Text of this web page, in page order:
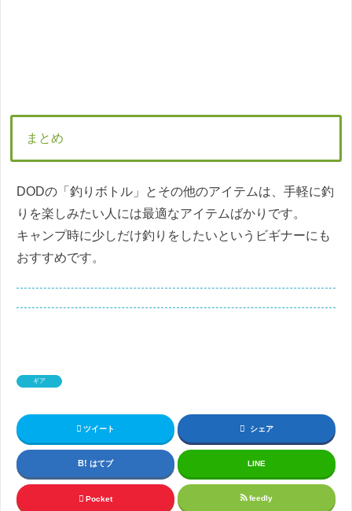
まとめ
DODの「釣りボトル」とその他のアイテムは、手軽に釣
りを楽しみたい人には最適なアイテムばかりです。
キャンプ時に少しだけ釣りをしたいというビギナーにも
おすすめです。
ギア
ツイート シェア
はてブ LINE
Pocket feedly